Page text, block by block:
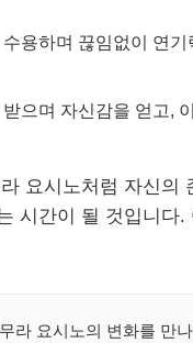
용하며 끊임없이 연
으며 자신감을 얻고,
요시노처럼 자신의
시간이 될 것입니다.
라 요시노의 변화를 만